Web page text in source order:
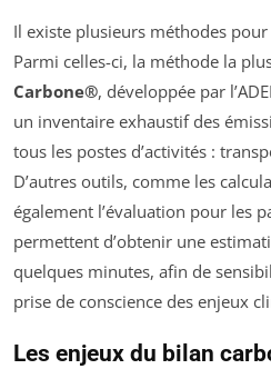
Il existe plusieurs méthodes
Parmi celles-ci, la méthode la
Carbone®, développée par
un inventaire exhaustif des
tous les postes d’activités :
D’autres outils, comme les
également l’évaluation pour les
permettent d’obtenir une
quelques minutes, afin de
prise de conscience des enjeux
Les enjeux du bilan